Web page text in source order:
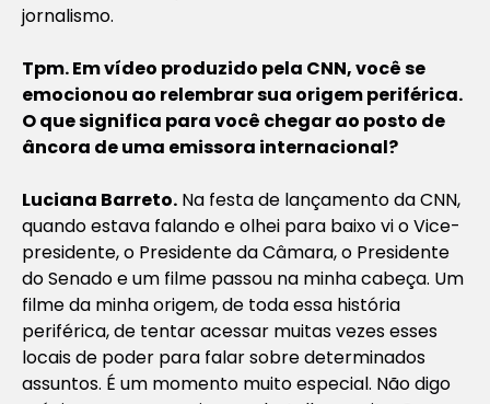
jornalismo.
Tpm. Em vídeo produzido pela CNN, você se
emocionou ao relembrar sua origem periférica.
O que significa para você chegar ao posto de
âncora de uma emissora internacional?
Luciana Barreto. Na festa de lançamento da CNN,
quando estava falando e olhei para baixo vi o Vice-
presidente, o Presidente da Câmara, o Presidente
do Senado e um filme passou na minha cabeça. Um
filme da minha origem, de toda essa história
periférica, de tentar acessar muitas vezes esses
locais de poder para falar sobre determinados
assuntos. É um momento muito especial. Não digo